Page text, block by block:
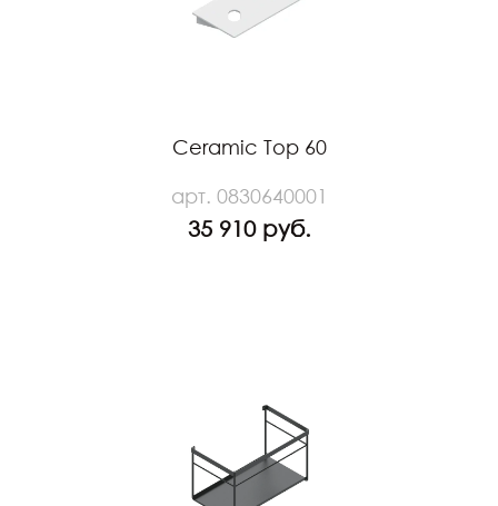
Ceramic Top 60
арт. 0830640001
35 910 руб.